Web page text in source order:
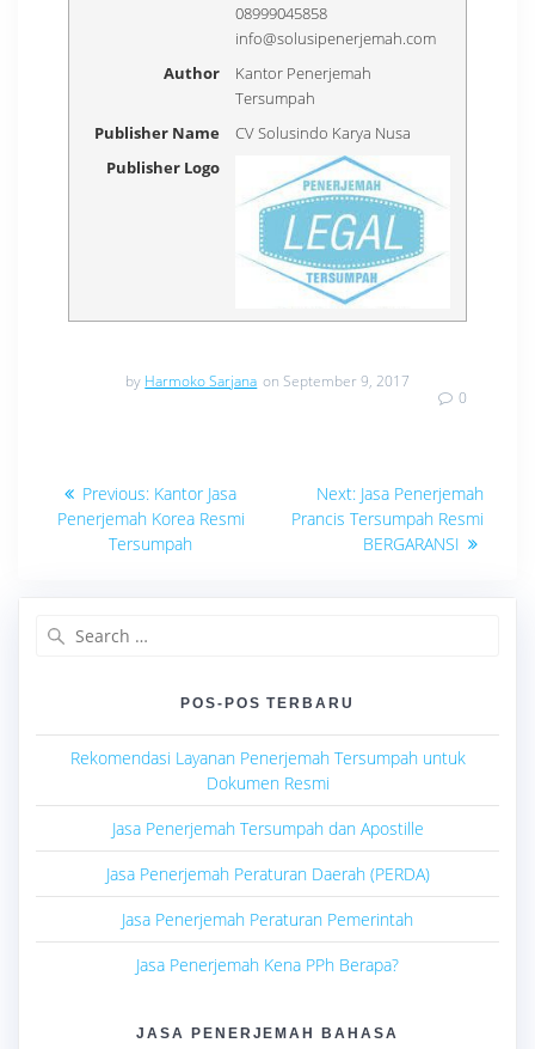
08999045858
info@solusipenerjemah.com
Author
Kantor Penerjemah
Tersumpah
Publisher Name
CV Solusindo Karya Nusa
Publisher Logo
by Harmoko Sarjana on September 9, 2017
0
Navigasi
pos
Previous: Previous
post:
Kantor Jasa
Penerjemah Korea Resmi
Tersumpah
Next: Next
post:
Jasa Penerjemah
Prancis Tersumpah Resmi
BERGARANSI
POS-POS TERBARU
Rekomendasi Layanan Penerjemah Tersumpah untuk
Dokumen Resmi
Jasa Penerjemah Tersumpah dan Apostille
Jasa Penerjemah Peraturan Daerah (PERDA)
Jasa Penerjemah Peraturan Pemerintah
Jasa Penerjemah Kena PPh Berapa?
JASA PENERJEMAH BAHASA